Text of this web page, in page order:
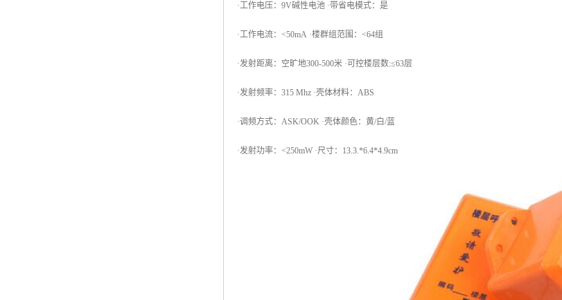
·工作电压：9V碱性电池 ·带省电模式：是
·工作电流：<50mA ·楼群组范围：<64组
·发射距离：空旷地300-500米 ·可控楼层数:≤63层
·发射频率：315 Mhz ·壳体材料：ABS
·调频方式：ASK/OOK ·壳体颜色：黄/白/蓝
·发射功率：<250mW ·尺寸：13.3.*6.4*4.9cm